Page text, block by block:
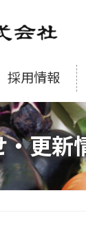
採用情報
更新